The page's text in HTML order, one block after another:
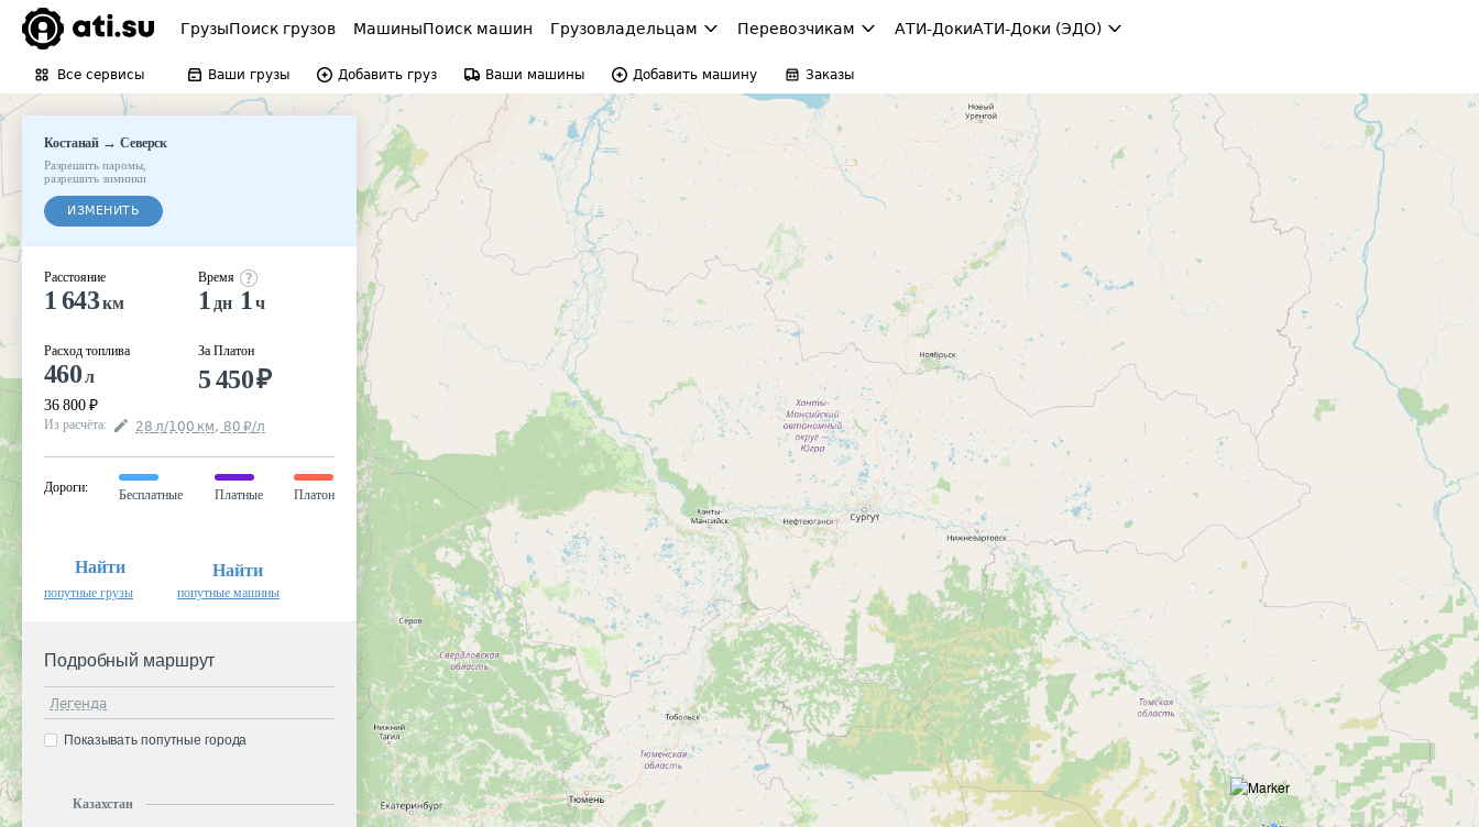
ГрузыПоиск грузов МашиныПоиск машин Грузовладельцам Перевозчикам АТИ-ДокиАТИ-Доки (ЭДО)
Все сервисы Ваши грузы Добавить груз Ваши машины Добавить машину Заказы
Костанай → Северск
Разрешить паромы
разрешить зимники
ИЗМЕНИТЬ
Расстояние
1 643км
Расход топлива
460л
36 800 ₽
Время
1 дн 1 ч
За Платон
5 450₽
Из расчёта: 28 л/100 км, 80 ₽/л
Дороги:
Бесплатные Платные Платон
Найти
попутные грузы
Найти
попутные машины
Подробный маршрут
Легенда
Показывать попутные города
Казахстан